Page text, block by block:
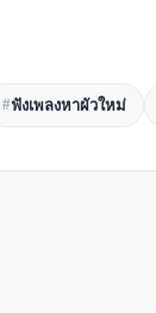
#ฟังเพลงหาผัวใหม่